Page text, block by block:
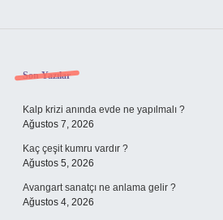
Sidebar
Son Yazılar
Kalp krizi anında evde ne yapılmalı ?
Ağustos 7, 2026
Kaç çeşit kumru vardır ?
Ağustos 5, 2026
Avangart sanatçı ne anlama gelir ?
Ağustos 4, 2026